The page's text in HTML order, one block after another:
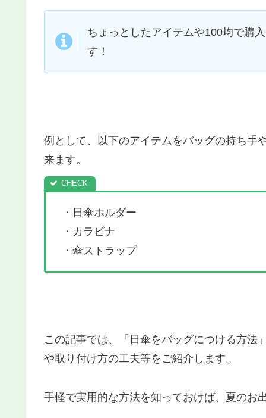
ちょっとしたアイテムや100均で購
す！
例として、以下のアイテムをバッグの持ち手
来ます。
・日傘ホルダー
・カラビナ
・傘ストラップ
この記事では、「日傘をバッグにつける方法
や取り付け方の工夫等をご紹介します。
手軽で実用的な方法を知っておけば、夏のお